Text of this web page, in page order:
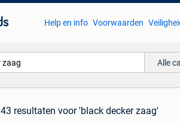
Help en info Voorwaarden
Alle
43 resultaten voor 'black decker zaag'